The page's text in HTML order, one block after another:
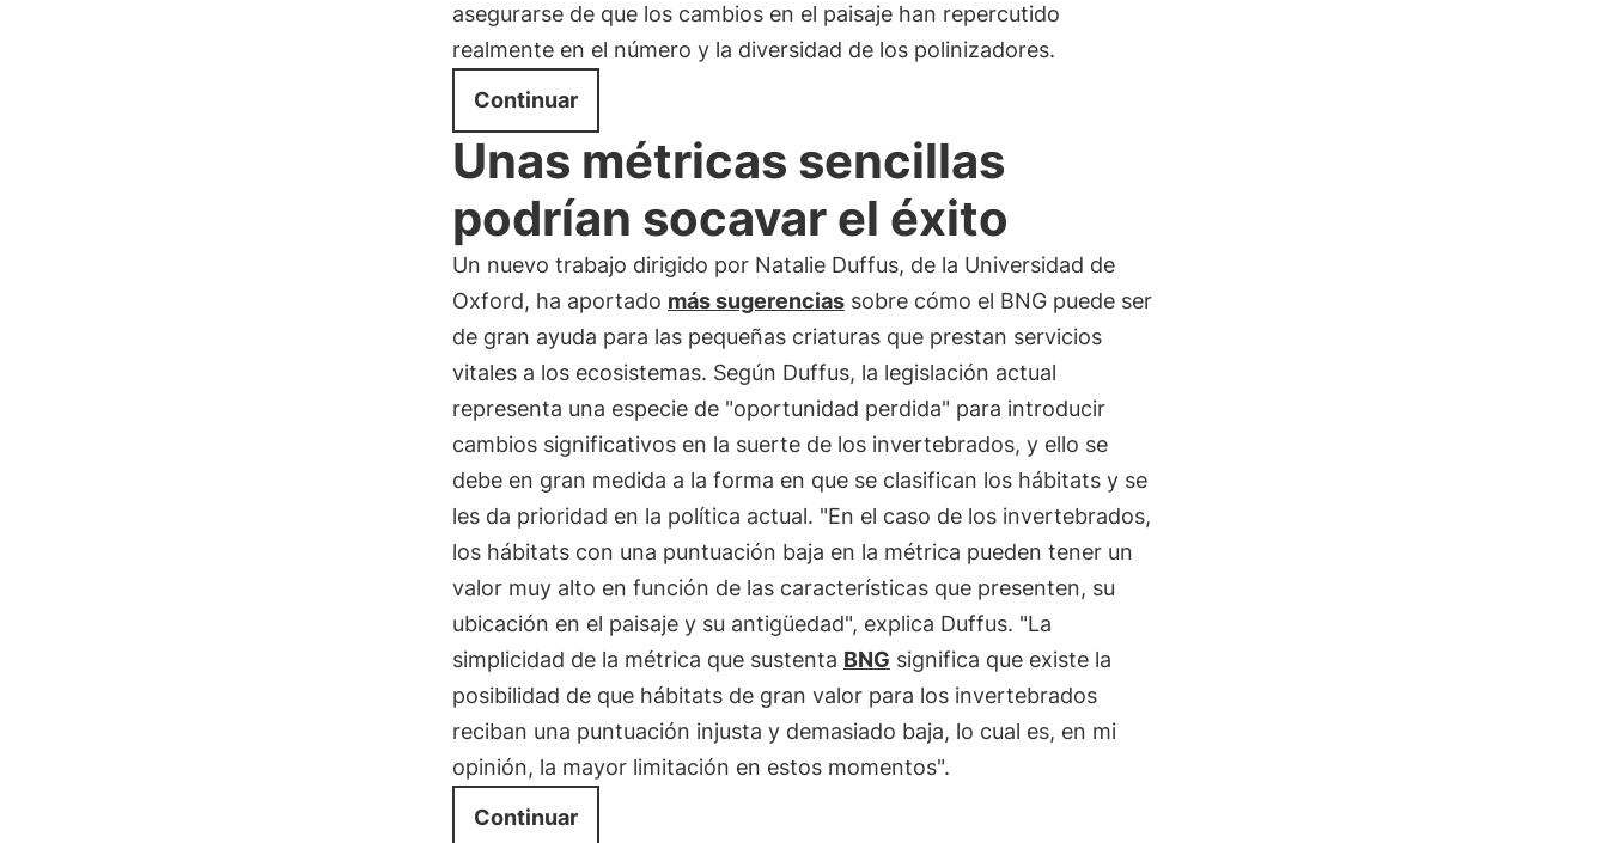
asegurarse de que los cambios en el paisaje han repercutido
realmente en el número y la diversidad de los polinizadores.
Continuar
Unas métricas sencillas
podrían socavar el éxito
Un nuevo trabajo dirigido por Natalie Duffus, de la Universidad de
Oxford, ha aportado más sugerenciassobre cómo el BNG puede ser
de gran ayuda para las pequeñas criaturas que prestan servicios
vitales a los ecosistemas. Según Duffus, la legislación actual
representa una especie de "oportunidad perdida" para introducir
cambios significativos en la suerte de los invertebrados, y ello se
debe en gran medida a la forma en que se clasifican los hábitats y se
les da prioridad en la política actual. "En el caso de los invertebrados,
los hábitats con una puntuación baja en la métrica pueden tener un
valor muy alto en función de las características que presenten, su
ubicación en el paisaje y su antigüedad", explica Duffus. "La
simplicidad de la métrica que sustenta BNG significa que existe la
posibilidad de que hábitats de gran valor para los invertebrados
reciban una puntuación injusta y demasiado baja, lo cual es, en mi
opinión, la mayor limitación en estos momentos".
Continuar